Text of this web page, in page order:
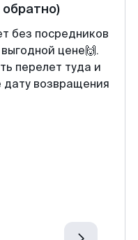
обратно)
без посредников
цене🙌.
перелет туда и
дату возвращения